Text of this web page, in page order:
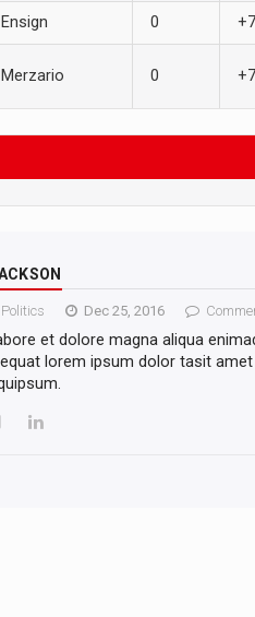
Ensign 0
Merzario 0
Politics Dec 25, 2016
et dolore magna aliqua
lorem ipsum dolor tasit